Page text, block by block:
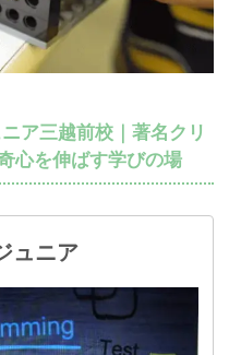
ア三越前校｜著名クリ
心を伸ばす学びの場
ュニア